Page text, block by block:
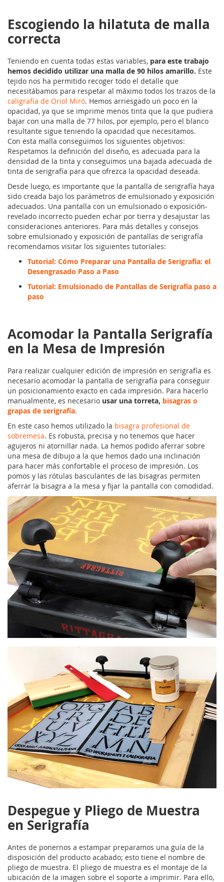
Escogiendo la hilatuta de malla
correcta
Teniendo en cuenta todas estas variables, para este trabajo
hemos decidido utilizar una malla de 90 hilos amarillo. Este
tejido nos ha permitido recoger todo el detalle que
necesitábamos para respetar al máximo todos los trazos de la
caligrafía de Oriol Miró. Hemos arriesgado un poco en la
opacidad, ya que se imprime menos tinta que la que pudiera
bajar con una malla de 77 hilos, por ejemplo, pero el blanco
resultante sigue teniendo la opacidad que necesitamos.
Con esta malla conseguimos los siguientes objetivos:
Respetamos la definición del diseño, es adecuada para la
densidad de la tinta y conseguimos una bajada adecuada de
tinta de serigrafía para que ofrezca la opacidad deseada.
Desde luego, es importante que la pantalla de serigrafía haya
sido creada bajo los parámetros de emulsionado y exposición
adecuados. Una pantalla con un emulsionado o exposición-
revelado incorrecto pueden echar por tierra y desajustar las
consideraciones anteriores. Para más detalles y consejos
sobre emulsionado y exposición de pantallas de serigrafía
recomendamos visitar los siguientes tutoriales:
Tutorial: Cómo Preparar una Pantalla de Serigrafía: el
Desengrasado Paso a Paso
Tutorial: Emulsionado de Pantallas de Serigrafía paso a
paso
Acomodar la Pantalla Serigrafía
en la Mesa de Impresión
Para realizar cualquier edición de impresión en serigrafía es
necesario acomodar la pantalla de serigrafía para conseguir
un posicionamiento exacto en cada impresión. Para hacerlo
manualmente, es necesario usar una torreta, bisagras o
grapas de serigrafía.
En este caso hemos utilizado la bisagra profesional de
sobremesa. Es robusta, precisa y no tenemos que hacer
agujeros ni atornillar nada. La hemos podido aferrar sobre
una mesa de dibujo a la que hemos dado una inclinación
para hacer más confortable el proceso de impresión. Los
pomos y las rótulas basculantes de las bisagras permiten
aferrar la bisagra a la mesa y fijar la pantalla con comodidad.
Despegue y Pliego de Muestra
en Serigrafía
Antes de ponernos a estampar preparamos una guía de la
disposición del producto acabado; esto tiene el nombre de
pliego de muestra. El pliego de muestra es el montaje de la
ubicación de la imagen sobre el soporte a imprimir. Para ello,